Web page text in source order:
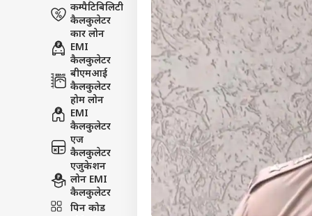
कम्पैटिबिलिटी
कैलकुलेटर
कार लोन
EMI
कैलकुलेटर
बीएमआई
कैलकुलेटर
होम लोन
EMI
कैलकुलेटर
एज
कैलकुलेटर
एजुकेशन
लोन EMI
कैलकुलेटर
पिन कोड